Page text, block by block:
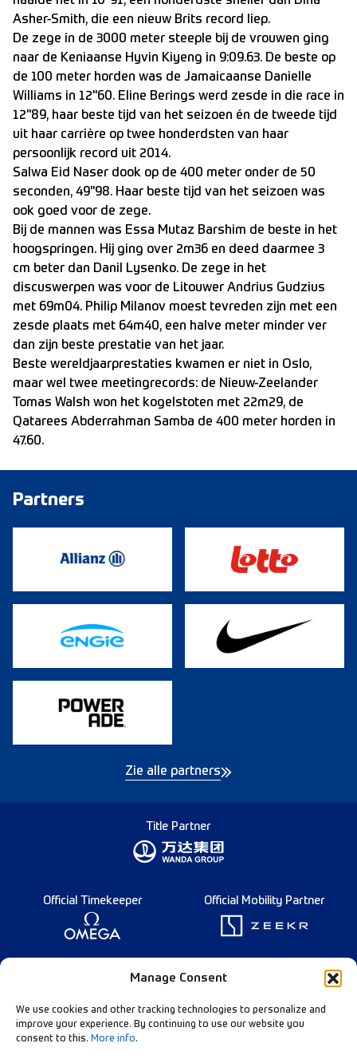
Manage Consent
We use cookies and other tracking technologies to personalize and
improve your experience. By continuing to use our website you
consent to this. More info.
Asher-Smith, die een nieuw Brits record liep.
De zege in de 3000 meter steeple bij de vrouwen ging
naar de Keniaanse Hyvin Kiyeng in 9:09.63. De beste op
de 100 meter horden was de Jamaicaanse Danielle
Williams in 12"60. Eline Berings werd zesde in die race in
12"89, haar beste tijd van het seizoen én de tweede tijd
uit haar carrière op twee honderdsten van haar
persoonlijk record uit 2014.
Salwa Eid Naser dook op de 400 meter onder de 50
seconden, 49"98. Haar beste tijd van het seizoen was
ook goed voor de zege.
Bij de mannen was Essa Mutaz Barshim de beste in het
hoogspringen. Hij ging over 2m36 en deed daarmee 3
cm beter dan Danil Lysenko. De zege in het
discuswerpen was voor de Litouwer Andrius Gudzius
met 69m04. Philip Milanov moest tevreden zijn met een
zesde plaats met 64m40, een halve meter minder ver
dan zijn beste prestatie van het jaar.
Beste wereldjaarprestaties kwamen er niet in Oslo,
maar wel twee meetingrecords: de Nieuw-Zeelander
Tomas Walsh won het kogelstoten met 22m29, de
Qatarees Abderrahman Samba de 400 meter horden in
47.60.
Partners
Zie alle partners
Title Partner
Official Timekeeper Official Mobility Partner
Founding Partner